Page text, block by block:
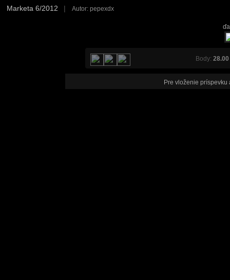
Marketa 6/2012 | Autor: pepexdx
Body: 28.00
Pre vloženie